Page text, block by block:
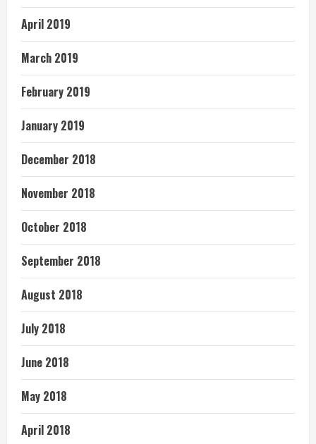
April 2019
March 2019
February 2019
January 2019
December 2018
November 2018
October 2018
September 2018
August 2018
July 2018
June 2018
May 2018
April 2018